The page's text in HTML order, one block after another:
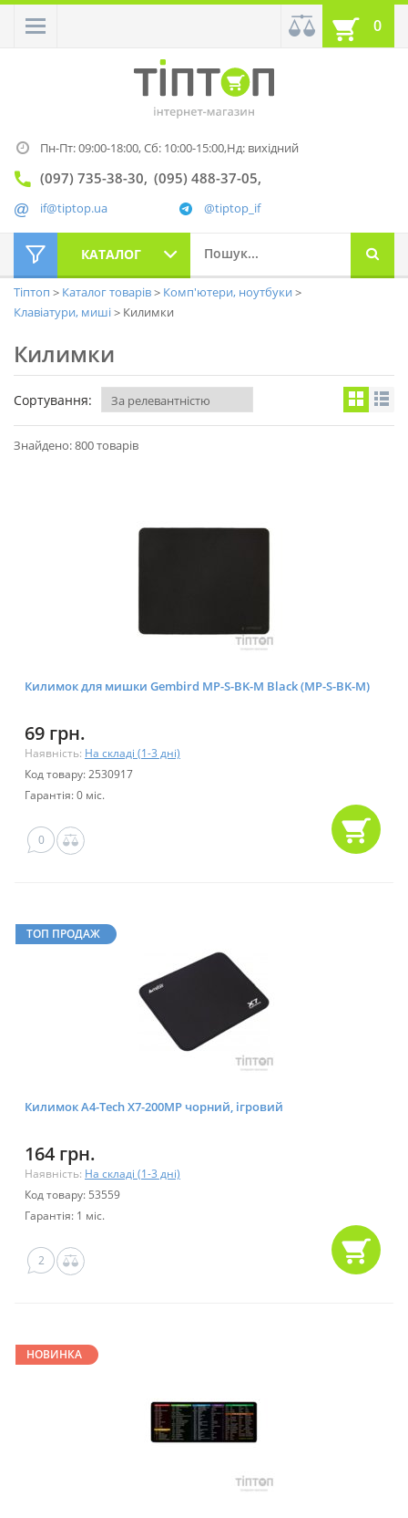
0
Пн-Пт: 09:00-18:00,Сб: 10:00-15:00,Нд: вихідний
(097) 735-38-30 (095) 488-37-05
@tiptop_if
if@tiptop.ua
КАТАЛОГ
Тіптоп Каталог товарів
Комп'ютери, ноутбуки
Клавіатури, миші
Килимки
Килимки
Сортування:
Знайдено: 800 товарів
Килимок для мишки Gembird MP-S-BK-M Black (MP-S-BK-M)
69 грн.
Наявність: На складі (1-3 дні)
Код товару: 2530917
Гарантія: 0 міс.
0
ТОП ПРОДАЖ
Килимок A4-Tech X7-200MP чорний, ігровий
164 грн.
Наявність: На складі (1-3 дні)
Код товару: 53559
Гарантія: 1 міс.
2
НОВИНКА